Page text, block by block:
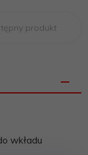
produkt
wkładu